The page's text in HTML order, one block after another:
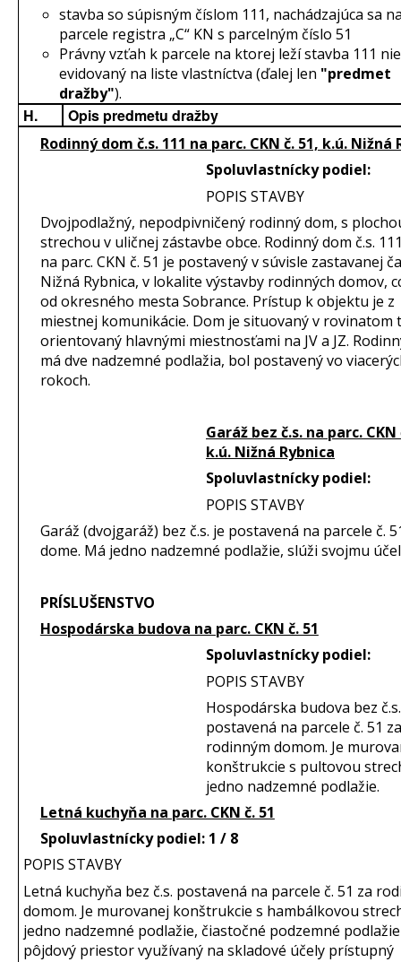
stavba so súpisným číslom 111, nachádzajúca sa
parcele registra „C“ KN s parcelným číslo 51
Právny vzťah k parcele na ktorej leží stavba 111
evidovaný na liste vlastníctva (ďalej len "predmet
dražby").
H. Opis predmetu dražby
Rodinný dom č.s. 111 na parc. CKN č. 51, k.ú. Nižná
Spoluvlastnícky
POPIS STAVBY
Dvojpodlažný, nepodpivničený rodinný dom, s
strechou v uličnej zástavbe obce. Rodinný dom č.s.
na parc. CKN č. 51 je postavený v súvisle zastavanej
Nižná Rybnica, v lokalite výstavby rodinných domov,
od okresného mesta Sobrance. Prístup k objektu je z
miestnej komunikácie. Dom je situovaný v rovinatom
orientovaný hlavnými miestnosťami na JV a JZ.
má dve nadzemné podlažia, bol postavený vo
rokoch.
Garáž bez č.s. na parc. CKN
k.ú. Nižná Rybnica
Spoluvlastnícky
POPIS STAVBY
Garáž (dvojgaráž) bez č.s. je postavená na parcele č.
dome. Má jedno nadzemné podlažie, slúži svojmu
PRÍSLUŠENSTVO
Hospodárska budova na parc. CKN č. 51
Spoluvlastnícky
POPIS STAVBY
Hospodárska budova bez č.s.
postavená na parcele č. 51 za
rodinným domom. Je
konštrukcie s pultovou
jedno nadzemné podlažie.
Letná kuchyňa na parc. CKN č. 51
Spoluvlastnícky podiel: 1 / 8
POPIS STAVBY
Letná kuchyňa bez č.s. postavená na parcele č. 51 za
domom. Je murovanej konštrukcie s hambálkovou
jedno nadzemné podlažie, čiastočné podzemné
pôjdový priestor využívaný na skladové účely prístupný